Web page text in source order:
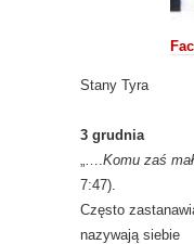
Stany Tyra
3 grudnia
Komu zaś
7:47).
Często
nazywają siebie